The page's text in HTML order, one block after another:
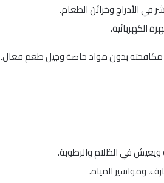
في الأدراج وخزائن الطعام.
الكهربائية.
مكافحته بدون مواد خاصة وجيل طعم فعال.
ويعيش في الظلام والرطوبة.
ومواسير المياه.